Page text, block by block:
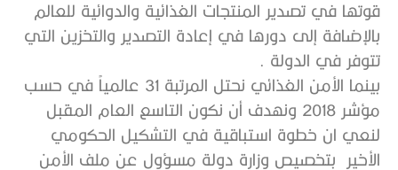
قوتها في تصدير المنتجات الغذائية والدوائية للعالم
بالإضافة إلى دورها في إعادة التصدير والتخزين التي
تتوفر في الدولة .
بينما الأمن الغذائي نحتل المرتبة 31 عالمياً في حسب
مؤشر 2018 ونهدف أن نكون التاسع العام المقبل
لنعي ان خطوة استباقية في التشكيل الحكومي
الأخير بتخصيص وزارة دولة مسؤول عن ملف الأمن